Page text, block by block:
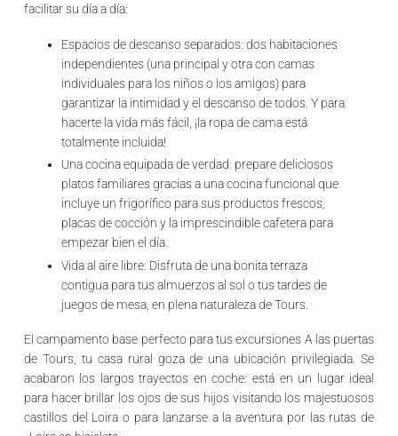
facilitar su día a día:
Espacios de descanso separados: dos habitaciones
independientes (una principal y otra con camas
individuales para los niños o los amigos) para
garantizar la intimidad y el descanso de todos. Y para
hacerte la vida más fácil, ¡la ropa de cama está
totalmente incluida!
Una cocina equipada de verdad: prepare deliciosos
platos familiares gracias a una cocina funcional que
incluye un frigorífico para sus productos frescos,
placas de cocción y la imprescindible cafetera para
empezar bien el día.
Vida al aire libre: Disfruta de una bonita terraza
contigua para tus almuerzos al sol o tus tardes de
juegos de mesa, en plena naturaleza de Tours.
El campamento base perfecto para tus excursiones A las puertas
de Tours, tu casa rural goza de una ubicación privilegiada. Se
acabaron los largos trayectos en coche: está en un lugar ideal
para hacer brillar los ojos de sus hijos visitando los majestuosos
castillos del Loira o para lanzarse a la aventura por las rutas de